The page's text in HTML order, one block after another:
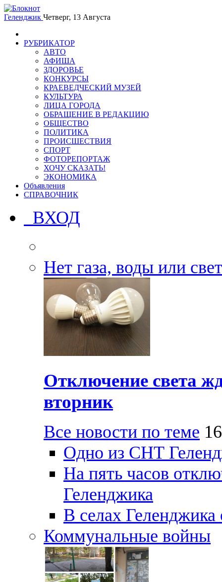
Геленджик Четверг, 13 Августа
РУБРИКАТОР
АВТО
АФИША
ЗДОРОВЬЕ
КОНКУРСЫ
КРАЕВЕДЧЕСКИЙ МУЗЕЙ
КУЛЬТУРА
ЛИЦА ГОРОДА
ОБРАЩЕНИЕ В РЕДАКЦИЮ
ОБЩЕСТВО
ПОЛИТИКА
ПРОИСШЕСТВИЯ
СПОРТ
ФОТОРЕПОРТАЖ
ХОЧУ СКАЗАТЬ!
ЭКОНОМИКА
Объявления
СПРАВОЧНИК
ВХОД
Нет газа, воды или
Отключение света
вторник
Все новости по теме
Одно из СНТ
На пять часов
Геленджика
В селах Геленджика
Коммунальные войны